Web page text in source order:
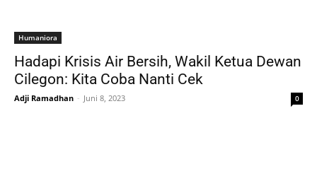
Humaniora
Hadapi Krisis Air Bersih, Wakil Ketua Dewan
Cilegon: Kita Coba Nanti Cek
Adji Ramadhan - Juni 8, 2023 0